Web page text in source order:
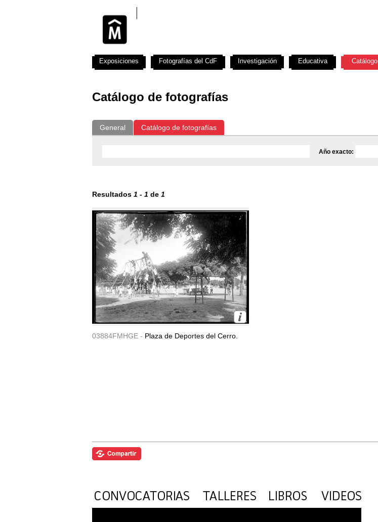
Catálogo de fotografías
General Catálogo de fotografías
Año exacto:
Resultados 1 - 1 de 1
03884FMHGE - Plaza de Deportes del Cerro.
Exposiciones Fotografías del CdF Investigación Educativa Catálogo